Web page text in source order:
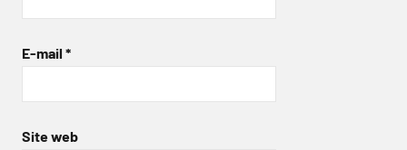
E-mail *
Site web